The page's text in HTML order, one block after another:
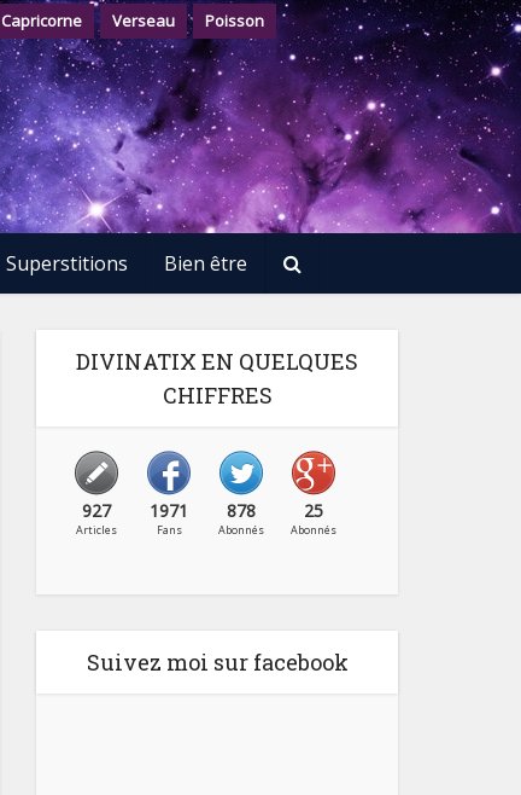
Capricorne Verseau Poisson
Superstitions Bien être
DIVINATIX EN QUELQUES
CHIFFRES
927
Articles
1971
Fans
878
Abonnés
25
Abonnés
Suivez moi sur facebook